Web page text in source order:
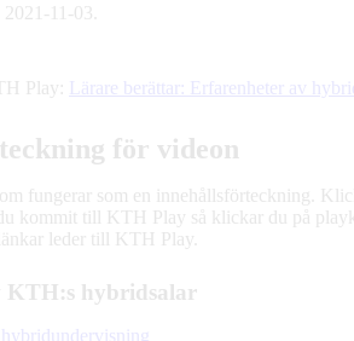
11-03.
Play: Lärare berättar: Erfarenheter av
för videon
fungerar som en innehållsförteckning.
kommit till KTH Play så klickar du på
leder till KTH Play.
KTH:s hybridsalar